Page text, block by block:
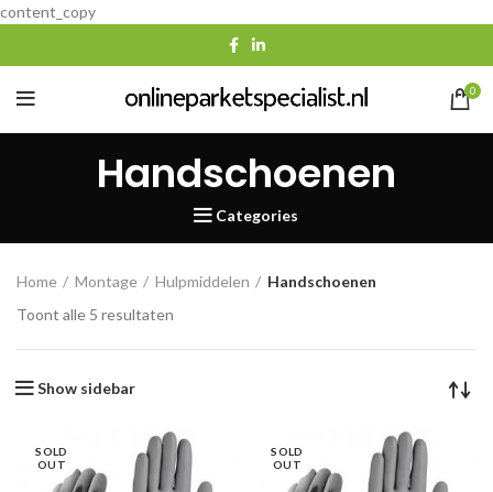
content_copy
0
Handschoenen
Categories
Home Montage Hulpmiddelen
Handschoenen
Toont alle 5 resultaten
Show sidebar
SOLD
OUT
SOLD
OUT